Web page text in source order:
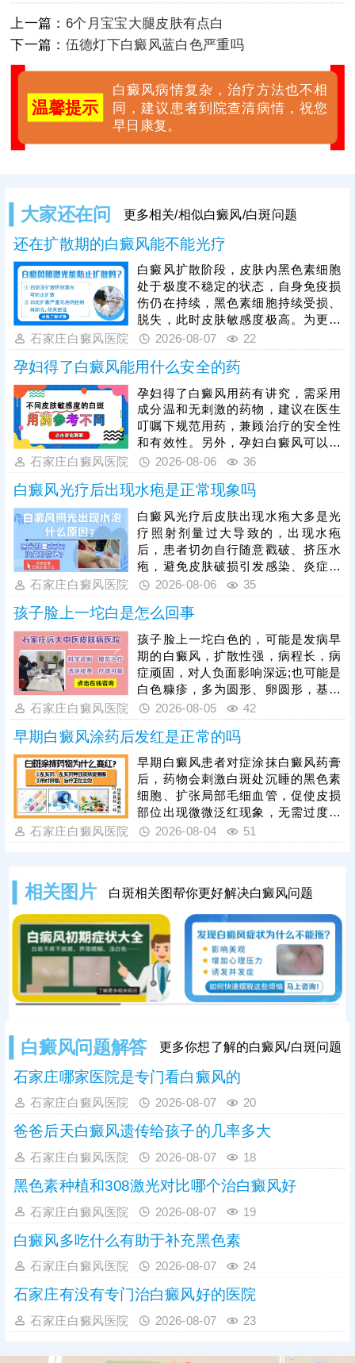
上一篇： 6个月宝宝大腿皮肤有点白
下一篇： 伍德灯下白癜风蓝白色严重吗
温馨提示
白癜风病情复杂，治疗方法也不相
同，建议患者到院查清病情，祝您
早日康复。
大家还在问 更多相关/相似白癜风/白斑问题
还在扩散期的白癜风能不能光疗
白癜风扩散阶段，皮肤内黑色素细胞
处于极度不稳定的状态，自身免疫损
伤仍在持续，黑色素细胞持续受损、
脱失，此时皮肤敏感度极高。为更好
保障治疗安全与疗效，临床通常建议
患者先通过药物干预稳定病情，抑制
白斑扩散，具体用药方案需由医生根
据个人病情、体质制定，患者严格遵
医嘱使用，切勿自行用药。待白斑完
全稳定后，再启动光疗，光疗需严控
剂量，采用温和适配的低剂量循序渐
进治疗，同时做好日常护理，规避外
界刺激，稳固病情，提升整体治疗效
果。
石家庄白癜风医院 2026-08-07 22
孕妇得了白癜风能用什么安全的药
孕妇得了白癜风用药有讲究，需采用
成分温和无刺激的药物，建议在医生
叮嘱下规范用药，兼顾治疗的安全性
和有效性。另外，孕妇白癜风可以照
光治疗，如美国进口308准分子激
和正常功能，安全无痛，无毒副作
用。治疗期间还需从自身做起，加强
护理保健，避免不良因素刺激，稳定
免疫状态，逐步令白斑症状减轻。
石家庄白癜风医院 2026-08-06 36
白癜风光疗后出现水疱是正常现象吗
白癜风光疗后皮肤出现水疱大多是光
疗照射剂量过大导致的，出现水疱
后，患者切勿自行随意戳破、挤压水
疱，避免皮肤破损引发感染、炎症，
加重皮肤损伤，甚至诱发白斑扩散、
对症处理，做好创面防护与修复，为
规避该问题，光疗必须由经验丰富的
医生操作，根据患者肤质、白斑部位
及皮肤耐受情况，制定个性化照射剂
量与频次。同时要做好光疗后皮肤护
理，治疗后皮肤屏障脆弱，需严格规
避阳光暴晒，防止二次损伤诱发水
疱、红肿，坚持科
石家庄白癜风医院 2026-08-06 35
孩子脸上一坨白是怎么回事
孩子脸上一坨白色的，可能是发病早
期的白癜风，扩散性强，病程长，病
症顽固，对人负面影响深远;也可能是
白色糠疹，多为圆形、卵圆形，基本
可自行消退，影响不大。可以结合伍
德灯、三维皮肤ct白斑专项检查诊
断，分析白斑是什么、怎么形成的;诊
断清楚再进行针对性治疗，一人一
方，加强护理保健，助力皮肤颜色还
原。
石家庄白癜风医院 2026-08-05 42
早期白癜风涂药后发红是正常的吗
早期白癜风患者对症涂抹白癜风药膏
后，药物会刺激白斑处沉睡的黑色素
细胞、扩张局部毛细血管，促使皮损
部位出现微微泛红现象，无需过度担
心。若用药后皮肤发红严重，伴随明
显红肿、刺痛、瘙痒、脱皮甚至起疹
或药物不对症等因素导致。白癜风患
者切勿自行购药、增减药量，务必在
医生指导下规范对症用药。此外，早
期白癜风单一涂药治疗效果有限，临
床中结合308激光照射联合治疗，可
快速
石家庄白癜风医院 2026-08-04 51
相关图片 白斑相关图帮你更好解决白癜风问题
白癜风问题解答 更多你想了解的白癜风/白斑问题
石家庄哪家医院是专门看白癜风的
石家庄白癜风医院 2026-08-07 20
爸爸后天白癜风遗传给孩子的几率多大
石家庄白癜风医院 2026-08-07 18
黑色素种植和308激光对比哪个治白癜风好
石家庄白癜风医院 2026-08-07 19
白癜风多吃什么有助于补充黑色素
石家庄白癜风医院 2026-08-07 24
石家庄有没有专门治白癜风好的医院
石家庄白癜风医院 2026-08-07 23